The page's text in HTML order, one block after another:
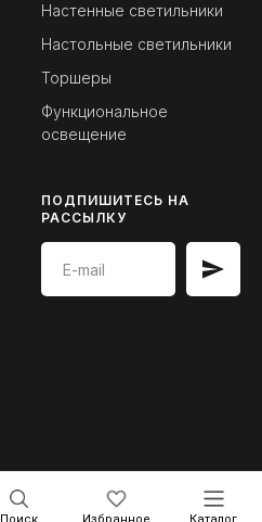
Поиск Избранное Каталог
Настенные светильники
Настольные светильники
Торшеры
Функциональное
освещение
ПОДПИШИТЕСЬ НА
РАССЫЛКУ